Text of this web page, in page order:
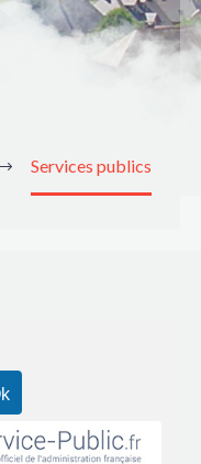
Services publics